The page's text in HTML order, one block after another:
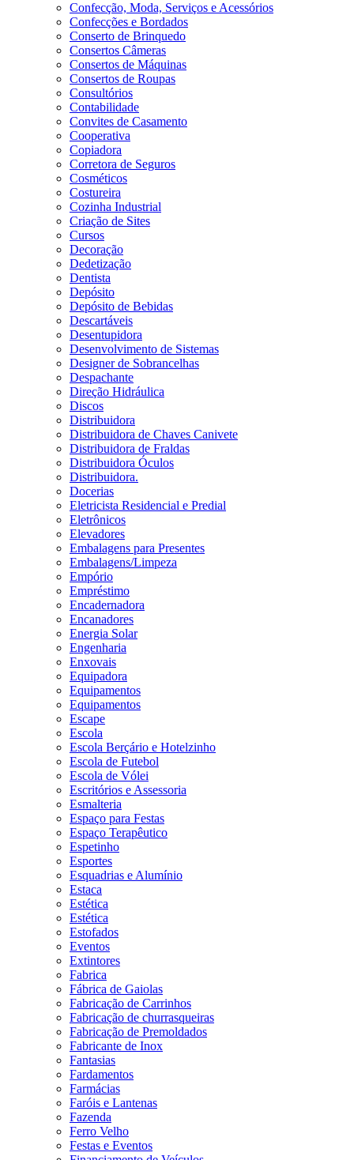
Confecção, Moda, Serviços e Acessórios
Confecções e Bordados
Conserto de Brinquedo
Consertos Câmeras
Consertos de Máquinas
Consertos de Roupas
Consultórios
Contabilidade
Convites de Casamento
Cooperativa
Copiadora
Corretora de Seguros
Cosméticos
Costureira
Cozinha Industrial
Criação de Sites
Cursos
Decoração
Dedetização
Dentista
Depósito
Depósito de Bebidas
Descartáveis
Desentupidora
Desenvolvimento de Sistemas
Designer de Sobrancelhas
Despachante
Direção Hidráulica
Discos
Distribuidora
Distribuidora de Chaves Canivete
Distribuidora de Fraldas
Distribuidora Óculos
Distribuidora.
Docerias
Eletricista Residencial e Predial
Eletrônicos
Elevadores
Embalagens para Presentes
Embalagens/Limpeza
Empório
Empréstimo
Encadernadora
Encanadores
Energia Solar
Engenharia
Enxovais
Equipadora
Equipamentos
Equipamentos
Escape
Escola
Escola Berçário e Hotelzinho
Escola de Futebol
Escola de Vólei
Escritórios e Assessoria
Esmalteria
Espaço para Festas
Espaço Terapêutico
Espetinho
Esportes
Esquadrias e Alumínio
Estaca
Estética
Estética
Estofados
Eventos
Extintores
Fabrica
Fábrica de Gaiolas
Fabricação de Carrinhos
Fabricação de churrasqueiras
Fabricação de Premoldados
Fabricante de Inox
Fantasias
Fardamentos
Farmácias
Faróis e Lantenas
Fazenda
Ferro Velho
Festas e Eventos